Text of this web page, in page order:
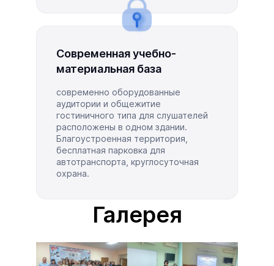
Современная учебно-
материальная база
современно оборудованные
аудитории и общежитие
гостиничного типа для слушателей
расположены в одном здании.
Благоустроенная территория,
бесплатная парковка для
автотранспорта, круглосуточная
охрана.
Галерея